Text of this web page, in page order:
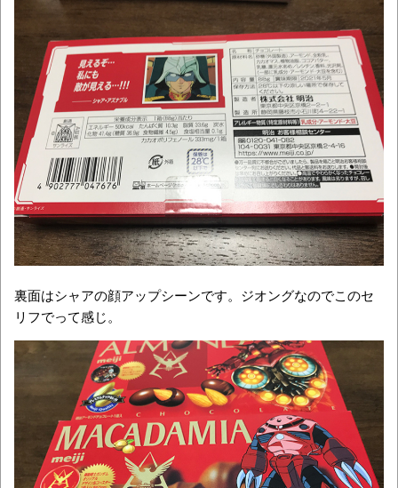
裏面はシャアの顔アップシーンです。ジオングなのでこのセ
リフでって感じ。